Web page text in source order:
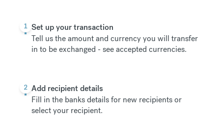
1 Set up your transaction
Tell us the amount and currency you will transfer
in to be exchanged -see accepted currencies.
2 Add recipient details
Fill in the banks details for new recipients or
select your recipient.